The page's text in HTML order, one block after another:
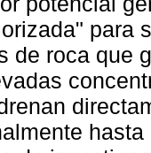
para
de roca que